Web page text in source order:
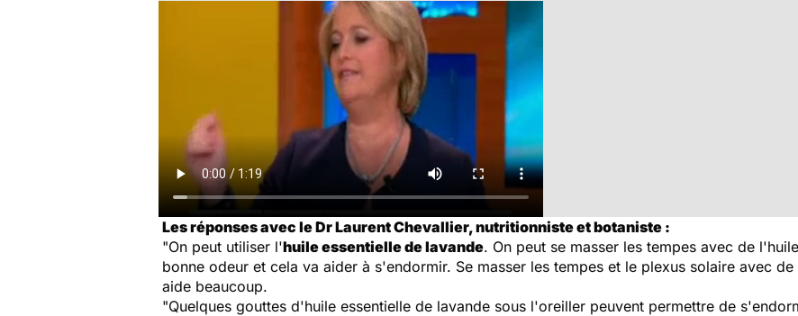
Les réponses avec le Dr Laurent Chevallier, nutritionniste et botaniste :
"On peut utiliser l'huile essentielle de lavande. On peut se masser les tempes avec de
bonne odeur et cela va aider à s'endormir. Se masser les tempes et le plexus solaire avec
aide beaucoup.
"Quelques gouttes d'huile essentielle de lavande sous l'oreiller peuvent permettre de